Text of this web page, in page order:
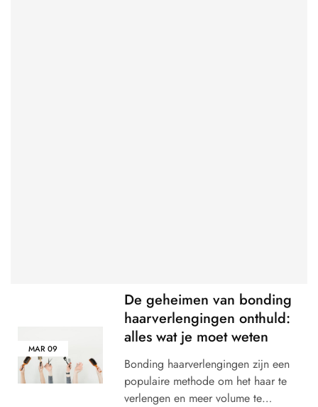
MAR09
De geheimen van bonding
haarverlengingen onthuld:
alles wat je moet weten
Bonding haarverlengingen zijn een
populaire methode om het haar te
verlengen en meer volume te…